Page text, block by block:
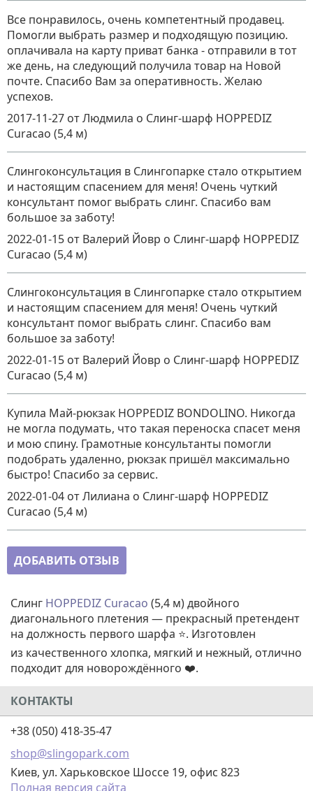
Все понравилось, очень компетентный продавец.
Помогли выбрать размер и подходящую позицию.
оплачивала на карту приват банка - отправили в тот
же день, на следующий получила товар на Новой
почте. Спасибо Вам за оперативность. Желаю
успехов.
2017-11-27 от Людмила о Слинг-шарф HOPPEDIZ
Curacao (5,4 м)
Слингоконсультация в Слингопарке стало открытием
и настоящим спасением для меня! Очень чуткий
консультант помог выбрать слинг. Спасибо вам
большое за заботу!
2022-01-15 от Валерий Йовр о Слинг-шарф HOPPEDIZ
Curacao (5,4 м)
Слингоконсультация в Слингопарке стало открытием
и настоящим спасением для меня! Очень чуткий
консультант помог выбрать слинг. Спасибо вам
большое за заботу!
2022-01-15 от Валерий Йовр о Слинг-шарф HOPPEDIZ
Curacao (5,4 м)
Купила Май-рюкзак HOPPEDIZ BONDOLINO. Никогда
не могла подумать, что такая переноска спасет меня
и мою спину. Грамотные консультанты помогли
подобрать удаленно, рюкзак пришёл максимально
быстро! Спасибо за сервис.
2022-01-04 от Лилиана о Слинг-шарф HOPPEDIZ
Curacao (5,4 м)
ДОБАВИТЬ ОТЗЫВ
Слинг HOPPEDIZ Curacao (5,4 м) двойного
диагонального плетения — прекрасный претендент
на должность первого шарфа ⭐. Изготовлен
из качественного хлопка, мягкий и нежный, отлично
подходит для новорождённого ❤️.
КОНТАКТЫ
+38 (050) 418-35-47
shop@slingopark.com
Киев, ул. Харьковское Шоссе 19, офис 823
Полная версия сайта